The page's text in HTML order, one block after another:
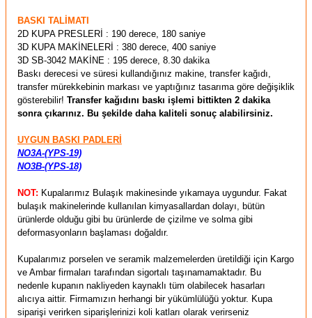
BASKI TALİMATI
2D KUPA PRESLERİ : 190 derece, 180 saniye
3D KUPA MAKİNELERİ : 380 derece, 400 saniye
3D SB-3042 MAKİNE : 195 derece, 8.30 dakika
Baskı derecesi ve süresi kullandığınız makine, transfer kağıdı,
transfer mürekkebinin markası ve yaptığınız tasarıma göre değişiklik
gösterebilir! Transfer kağıdını baskı işlemi bittikten 2 dakika
sonra çıkarınız. Bu şekilde daha kaliteli sonuç alabilirsiniz.
UYGUN BASKI PADLERİ
NO3A-(YPS-19)
NO3B-(YPS-18)
NOT: Kupalarımız Bulaşık makinesinde yıkamaya uygundur. Fakat
bulaşık makinelerinde kullanılan kimyasallardan dolayı, bütün
ürünlerde olduğu gibi bu ürünlerde de çizilme ve solma gibi
deformasyonların başlaması doğaldır.
Kupalarımız porselen ve seramik malzemelerden üretildiği için Kargo
ve Ambar firmaları tarafından sigortalı taşınamamaktadır. Bu
nedenle kupanın nakliyeden kaynaklı tüm olabilecek hasarları
alıcıya aittir. Firmamızın herhangi bir yükümlülüğü yoktur. Kupa
siparişi verirken siparişlerinizi koli katları olarak verirseniz